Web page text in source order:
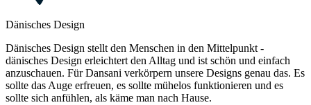
Dänisches Design
Dänisches Design stellt den Menschen in den Mittelpunkt -
dänisches Design erleichtert den Alltag und ist schön und einfach
anzuschauen. Für Dansani verkörpern unsere Designs genau das. Es
sollte das Auge erfreuen, es sollte mühelos funktionieren und es
sollte sich anfühlen, als käme man nach Hause.